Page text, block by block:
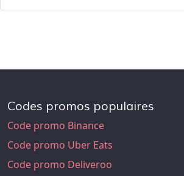
Codes promos populaires
Code promo Binance
Code promo Uber Eats
Code promo Deliveroo